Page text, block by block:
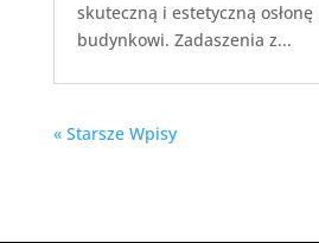
skuteczną i estetyczną
budynkowi. Zadaszenia z...
« Starsze Wpisy